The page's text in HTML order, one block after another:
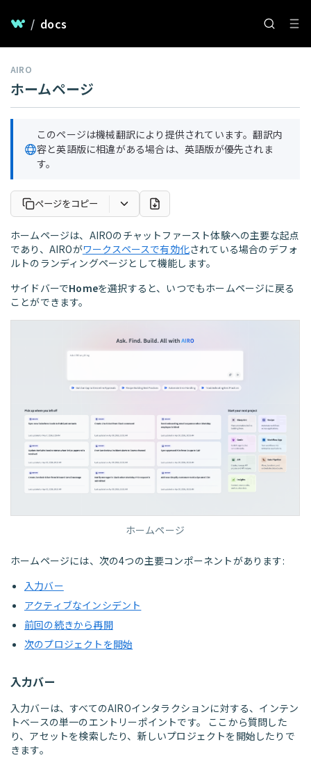
/ docs
AIRO
ホームページ
このページは機械翻訳により提供されています。翻訳内
容と英語版に相違がある場合は、英語版が優先されま
す。
ページをコピー
ホームページは、AIROのチャットファースト体験への主要な起点
であり、AIROがワークスペースで有効化されている場合のデフォ
ルトのランディングページとして機能します。
サイドバーでHomeを選択すると、いつでもホームページに戻る
ことができます。
ホームページ
ホームページには、次の4つの主要コンポーネントがあります:
入力バー
アクティブなインシデント
前回の続きから再開
次のプロジェクトを開始
入力バー
入力バーは、すべてのAIROインタラクションに対する、インテン
トベースの単一のエントリーポイントです。 ここから質問した
り、アセットを検索したり、新しいプロジェクトを開始したりで
きます。